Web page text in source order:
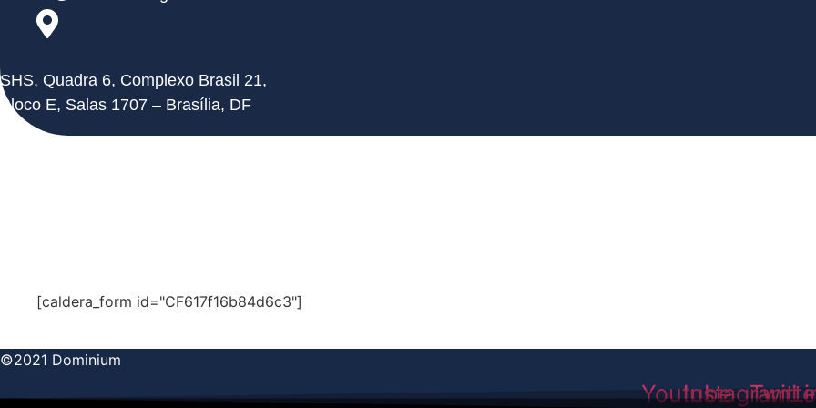
SHS, Quadra 6, Complexo Brasil 21,
Bloco E, Salas 1707 – Brasília, DF
[caldera_form id="CF617f16b84d6c3"]
©2021 Dominium
Youtube
Instagram